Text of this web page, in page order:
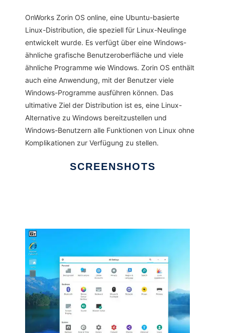
OnWorks Zorin OS online, eine Ubuntu-basierte
Linux-Distribution, die speziell für Linux-Neulinge
entwickelt wurde. Es verfügt über eine Windows-
ähnliche grafische Benutzeroberfläche und viele
ähnliche Programme wie Windows. Zorin OS enthält
auch eine Anwendung, mit der Benutzer viele
Windows-Programme ausführen können. Das
ultimative Ziel der Distribution ist es, eine Linux-
Alternative zu Windows bereitzustellen und
Windows-Benutzern alle Funktionen von Linux ohne
Komplikationen zur Verfügung zu stellen.
SCREENSHOTS